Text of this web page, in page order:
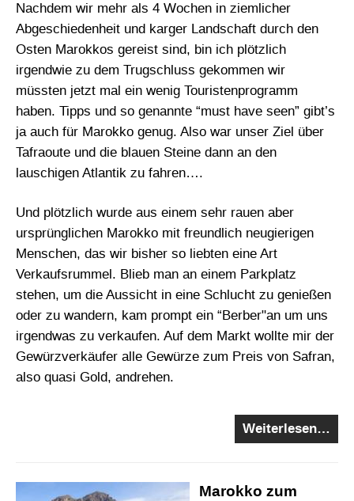
Nachdem wir mehr als 4 Wochen in ziemlicher
Abgeschiedenheit und karger Landschaft durch den
Osten Marokkos gereist sind, bin ich plötzlich
irgendwie zu dem Trugschluss gekommen wir
müssten jetzt mal ein wenig Touristenprogramm
haben. Tipps und so genannte “must have seen” gibt’s
ja auch für Marokko genug. Also war unser Ziel über
Tafraoute und die blauen Steine dann an den
lauschigen Atlantik zu fahren….
Und plötzlich wurde aus einem sehr rauen aber
ursprünglichen Marokko mit freundlich neugierigen
Menschen, das wir bisher so liebten eine Art
Verkaufsrummel. Blieb man an einem Parkplatz
stehen, um die Aussicht in eine Schlucht zu genießen
oder zu wandern, kam prompt ein “Berber"an um uns
irgendwas zu verkaufen. Auf dem Markt wollte mir der
Gewürzverkäufer alle Gewürze zum Preis von Safran,
also quasi Gold, andrehen.
Weiterlesen…
Marokko zum